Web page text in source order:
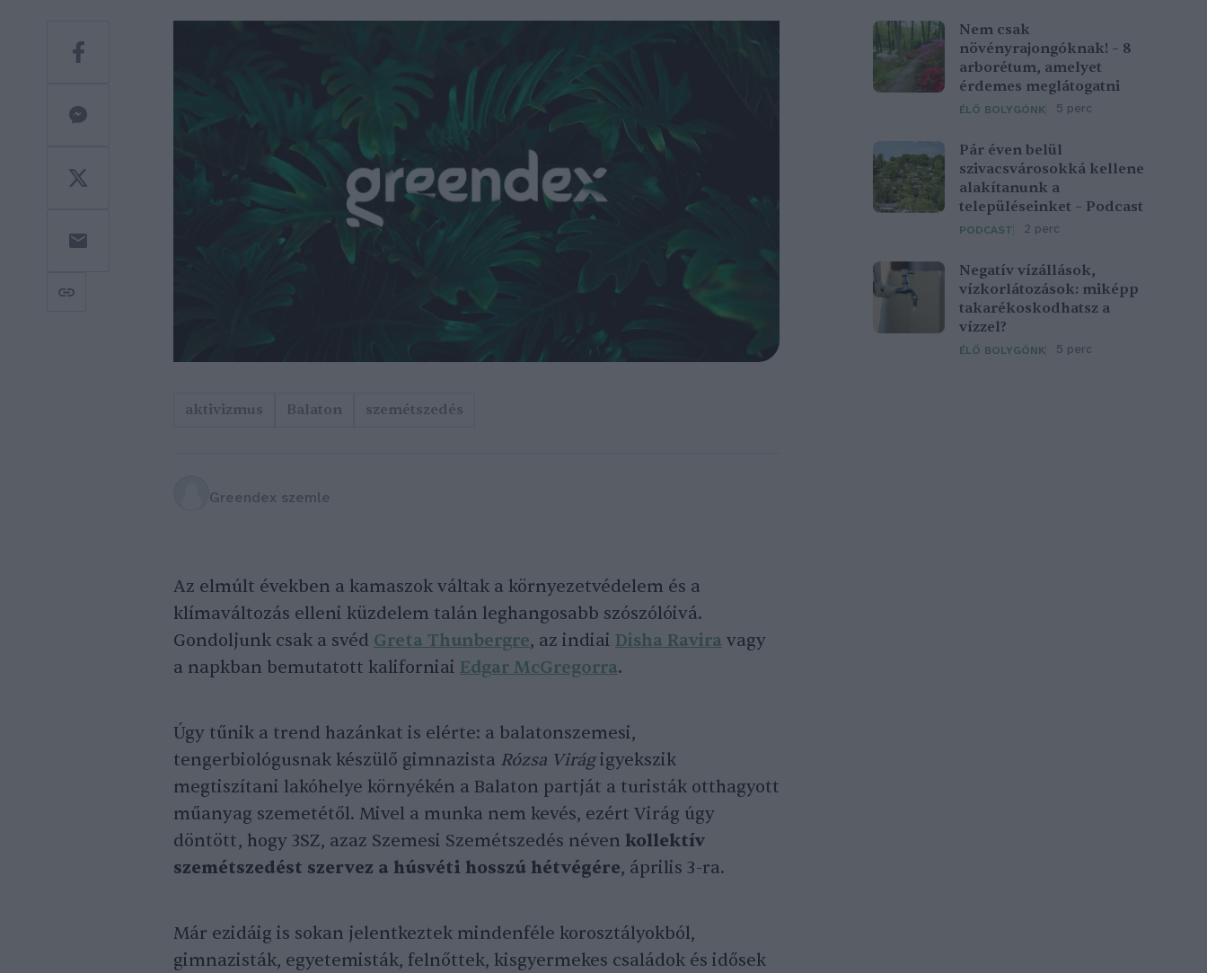
Nem csak
növényrajongóknak! – 8
arborétum, amelyet
érdemes meglátogatni
ÉLŐ BOLYGÓNK 5 perc
Pár éven belül
szivacsvárosokká kellene
alakítanunk a
településeinket – Podcast
PODCAST 2 perc
Negatív vízállások,
vízkorlátozások: miképp
takarékoskodhatsz a
vízzel?
ÉLŐ BOLYGÓNK 5 perc
aktivizmus Balaton szemétszedés
Greendex szemle
Az elmúlt években a kamaszok váltak a környezetvédelem és a
klímaváltozás elleni küzdelem talán leghangosabb szószólóivá.
Gondoljunk csak a svéd Greta Thunbergre, az indiai Disha Ravira vagy
a napkban bemutatott kaliforniai Edgar McGregorra.
Úgy tűnik a trend hazánkat is elérte: a balatonszemesi,
tengerbiológusnak készülő gimnazista Rózsa Virágigyekszik
megtiszítani lakóhelye környékén a Balaton partját a turisták otthagyott
műanyag szemetétől. Mivel a munka nem kevés, ezért Virág úgy
döntött, hogy 3SZ, azaz Szemesi Szemétszedés néven kollektív
szemétszedést szervez a húsvéti hosszú hétvégére, április 3-ra.
Már ezidáig is sokan jelentkeztek mindenféle korosztályokból,
gimnazisták, egyetemisták, felnőttek, kisgyermekes családok és idősek